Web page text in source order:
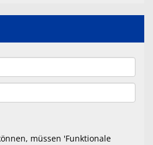
müssen 'Funktionale